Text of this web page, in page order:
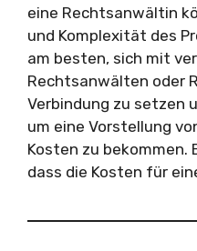
eine Rechtsanwältin
und Komplexität des
am besten, sich mit
Rechtsanwälten oder
Verbindung zu setzen
um eine Vorstellung
Kosten zu bekommen.
dass die Kosten für